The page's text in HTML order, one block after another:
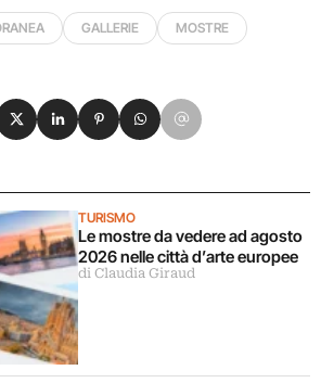
GALLERIE
MOSTRE
TURISMO
Le mostre da vedere ad agosto
2026 nelle città d’arte europee
di Claudia Giraud
su Facebook
su X
Condividi su LinkedIn
Condividi su Pinterest
Condividi su WhatsApp
Condividi su Email